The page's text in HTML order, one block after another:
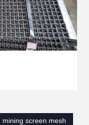
mining screen mesh